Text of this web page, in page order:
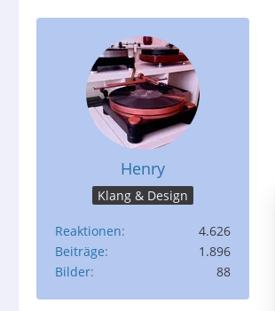
Henry
Klang & Design
Reaktionen
4.626
Beiträge
1.896
Bilder
88